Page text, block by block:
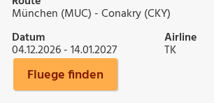
München (MUC) - Conakry (CKY)
Datum
04.12.2026 - 14.01.2027
Airline
TK
Fluege finden